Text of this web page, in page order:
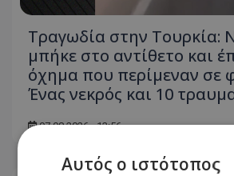
Τραγωδία στην Τουρκία:
μπήκε στο αντίθετο και
όχημα που περίμεναν σε
Ένας νεκρός και 10
07.08.2026 - 13:56
Αυτός ο ιστότοπος